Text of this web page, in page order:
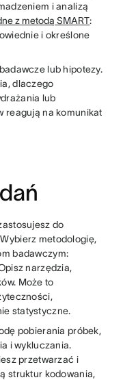
i analizą
z metodą SMART:
i określone
lub hipotezy.
dlaczego
lub
reagują na komunikat
do
metodologię,
badawczym:
narzędzia,
Może to
statystyczne.
pobierania próbek,
i wykluczania.
przetwarzać i
struktur kodowania,